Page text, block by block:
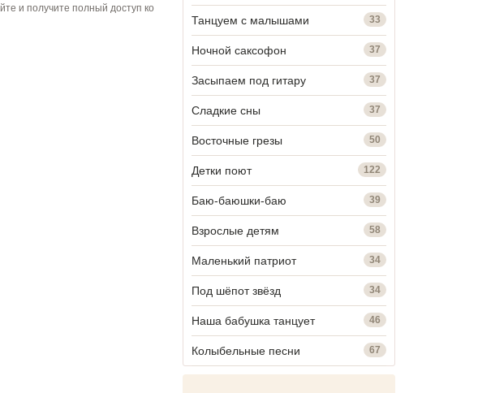
и получите полный доступ ко
Танцуем с малышами 33
Ночной саксофон 37
Засыпаем под гитару 37
Сладкие сны 37
Восточные грезы 50
Детки поют 122
Баю-баюшки-баю 39
Взрослые детям 58
Маленький патриот 34
Под шёпот звёзд 34
Наша бабушка танцует 46
Колыбельные песни 67